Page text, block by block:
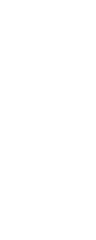
misura
Non sarà
Non
l’Invio
qualsiasi
se viola i
Fornendo
di
i diritti
inclusi i
accetta che:
essere
inesatti o